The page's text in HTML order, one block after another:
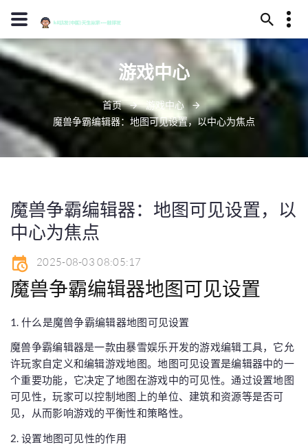
13594780092
永安市干夸谷218号
d88@j90001.com
游戏中心
首页
游戏中心
魔兽争霸编辑器：地图可见设置，以中心为焦点
魔兽争霸编辑器：地图可见设置，以
中心为焦点
2025-08-03 08:05:17
魔兽争霸编辑器地图可见设置
1. 什么是魔兽争霸编辑器地图可见设置
魔兽争霸编辑器是一款由暴雪娱乐开发的游戏编辑工具，它允
许玩家自定义和编辑游戏地图。地图可见设置是编辑器中的一
个重要功能，它决定了地图在游戏中的可见性。通过设置地图
可见性，玩家可以控制地图上的单位、建筑和资源等是否可
见，从而影响游戏的平衡性和策略性。
2. 设置地图可见性的作用